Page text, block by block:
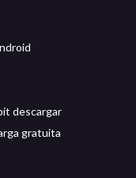
descargar
gratuita